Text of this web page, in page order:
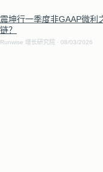
震坤行一季度非GAAP微利
链？
Runwise 增长研究院 08/03/2026